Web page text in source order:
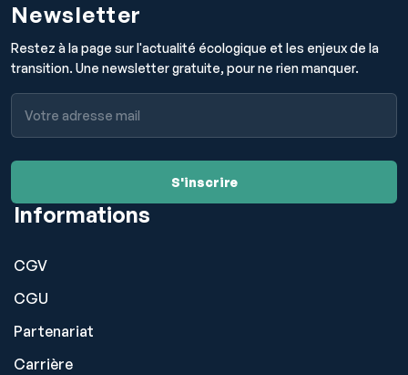
Newsletter
Restez à la page sur l'actualité écologique et les enjeux de la
transition. Une newsletter gratuite, pour ne rien manquer.
Informations
CGV
CGU
Partenariat
Carrière